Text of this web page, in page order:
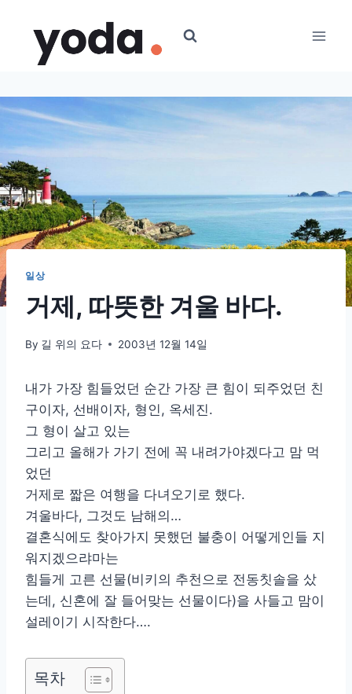
content
일상
거제, 따뜻한 겨울 바다.
By 길 위의 요다 2003년 12월 14일
내가 가장 힘들었던 순간 가장 큰 힘이 되주었던 친
구이자, 선배이자, 형인, 옥세진.
그 형이 살고 있는
그리고 올해가 가기 전에 꼭 내려가야겠다고 맘 먹
었던
거제로 짧은 여행을 다녀오기로 했다.
겨울바다, 그것도 남해의…
결혼식에도 찾아가지 못했던 불충이 어떻게인들 지
워지겠으랴마는
힘들게 고른 선물(비키의 추천으로 전동칫솔을 샀
는데, 신혼에 잘 들어맞는 선물이다)을 사들고 맘이
설레이기 시작한다….
목차